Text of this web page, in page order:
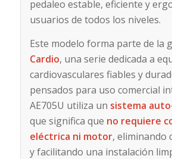
pedaleo estable, eficiente y
usuarios de todos los niveles.
Este modelo forma parte de la
Cardio, una serie dedicada a
cardiovasculares fiables y
pensados para uso comercial
AE705U utiliza un sistema
que significa que no requiere
eléctrica ni motor, eliminando
y facilitando una instalación